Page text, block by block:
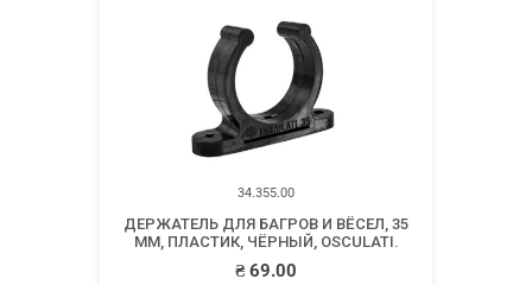
34.355.00
ДЕРЖАТЕЛЬ ДЛЯ БАГРОВ И ВЁСЕЛ, 35
ММ, ПЛАСТИК, ЧЁРНЫЙ, OSCULATI.
₴69.00